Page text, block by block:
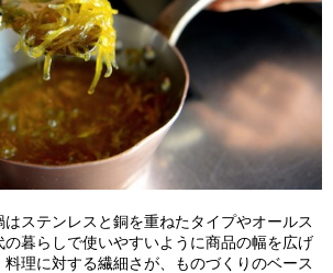
ステンレスと銅を重ねたタイプやオールス
暮らしで使いやすいように商品の幅を広げ
理に対する繊細さが、ものづくりのベース